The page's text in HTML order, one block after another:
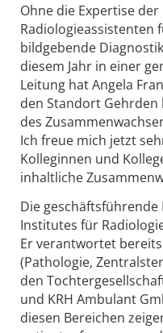
Ohne die Expertise
Radiologieassistenten
bildgebende
diesem Jahr in einer
Leitung hat Angela
den Standort Gehrden
des
Ich freue mich jetzt
Kolleginnen und
inhaltliche
Die
Institutes für
Er verantwortet
(Pathologie,
den
und KRH Ambulant
diesen Bereichen